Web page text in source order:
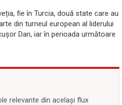
fie în Turcia, două state care au
din turneul european al liderului
Dan, iar în perioada următoare
relevante din același flux